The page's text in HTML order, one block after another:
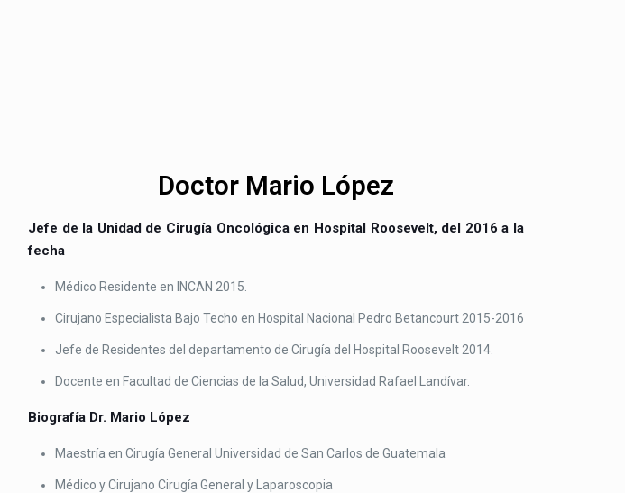
Doctor Mario López
Jefe de la Unidad de Cirugía Oncológica en Hospital Roosevelt, del 2016 a la
fecha
Médico Residente en INCAN 2015.
Cirujano Especialista Bajo Techo en Hospital Nacional Pedro Betancourt 2015-2016
Jefe de Residentes del departamento de Cirugía del Hospital Roosevelt 2014.
Docente en Facultad de Ciencias de la Salud, Universidad Rafael Landívar.
Biografía Dr. Mario López
Maestría en Cirugía General Universidad de San Carlos de Guatemala
Médico y Cirujano Cirugía General y Laparoscopia